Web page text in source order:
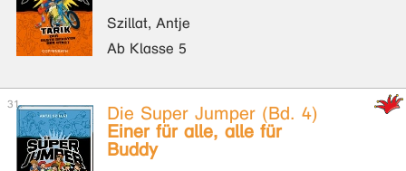
Szillat, Antje
Ab Klasse 5
Die Super Jumper (Bd. 4)
Einer für alle, alle für
Buddy